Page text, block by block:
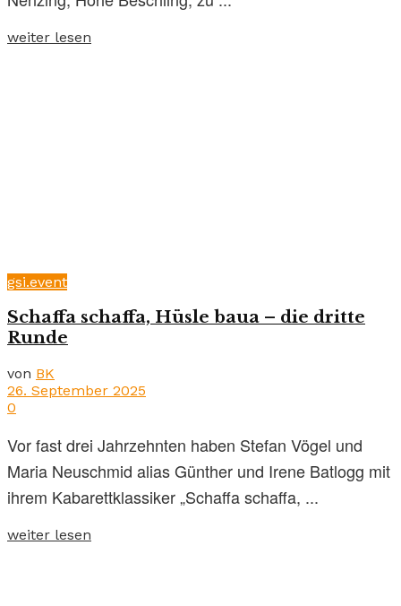
weiter lesen
gsi.event
Schaffa schaffa, Hüsle baua – die dritte
Runde
von BK
26. September 2025
0
Vor fast drei Jahrzehnten haben Stefan Vögel und
Maria Neuschmid alias Günther und Irene Batlogg mit
ihrem Kabarettklassiker „Schaffa schaffa, ...
weiter lesen